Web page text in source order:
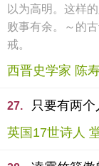
以为高明。这样
败事有余。～的
戒。
西晋史学家 陈
27.
只要有两个
英国17世诗人